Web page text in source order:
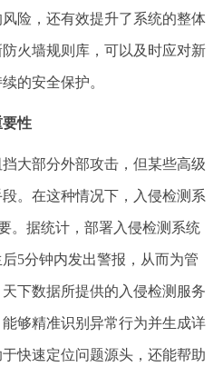
险，还有效提升了系统的整体
火墙规则库，可以及时应对新
的安全保护。
性
大部分外部攻击，但某些高级
。在这种情况下，入侵检测系
。据统计，部署入侵检测系统
5分钟内发出警报，从而为管
下数据所提供的入侵检测服务
够精准识别异常行为并生成详
快速定位问题源头，还能帮助